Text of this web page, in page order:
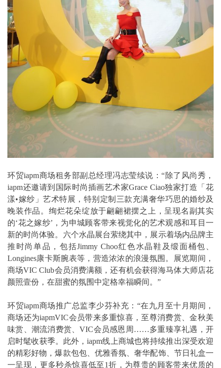
环贸iapm商场租务部副总经理冯志莹续说：“除了风尚秀，
iapm还邀请到国际时尚插画艺术家Grace Ciao独家打造「花
漾•嫁纱」艺术特展，特别定制三款充满奢华巧思的婚纱及
晚装作品。绚烂花朵绽放于翩翩裙摆之上，呈现名副其实
的‘花之嫁纱’，为申城顾客带来视觉化的艺术观感和耳目一
新的时尚体验。六个水晶展台萦绕其中，展示着场内品牌主
推时尚单品，包括Jimmy Choo红色水晶鞋及缎面桶包、
Longines康卡斯腕表等，营造浓浓的浪漫氛围。展览期间，
商场VIC Club会员消费满额，还有机会获得海马体大师店花
颜照壹份，在甜蜜的氛围中定格幸福瞬间。”
环贸iapm商场推广总监李少芬补充：“在九月至十月期间，
商场还为iapmVIC会员带来多重惊喜，至尊消费赏、金秋美
味赏、潮流消费赏、VIC会员感恩周……多重臻享礼遇，开
启时髦收获季。此外，iapm线上商城也将持续推出深受欢迎
的精彩好物，爆款包包、优雅香氛、奢华配饰、节日礼盒一
一呈现，更多秒杀惊喜低至1折，为尊贵的顾客带来优质的